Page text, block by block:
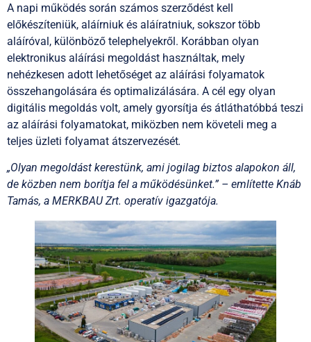
A napi működés során számos szerződést kell
előkészíteniük, aláírniuk és aláíratniuk, sokszor több
aláíróval, különböző telephelyekről. Korábban olyan
elektronikus aláírási megoldást használtak, mely
nehézkesen adott lehetőséget az aláírási folyamatok
összehangolására és optimalizálására. A cél egy olyan
digitális megoldás volt, amely gyorsítja és átláthatóbbá teszi
az aláírási folyamatokat, miközben nem követeli meg a
teljes üzleti folyamat átszervezését.
„Olyan megoldást kerestünk, ami jogilag biztos alapokon áll,
de közben nem borítja fel a működésünket.” – említette Knáb
Tamás, a MERKBAU Zrt. operatív igazgatója.